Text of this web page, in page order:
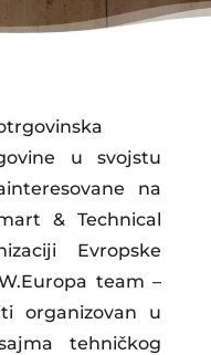
u svojstu
na
& Technical
Evropske
team –
organizovan u
tehničkog